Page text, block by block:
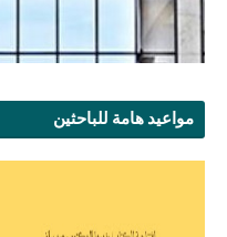
مواعيد هامة للباحثين